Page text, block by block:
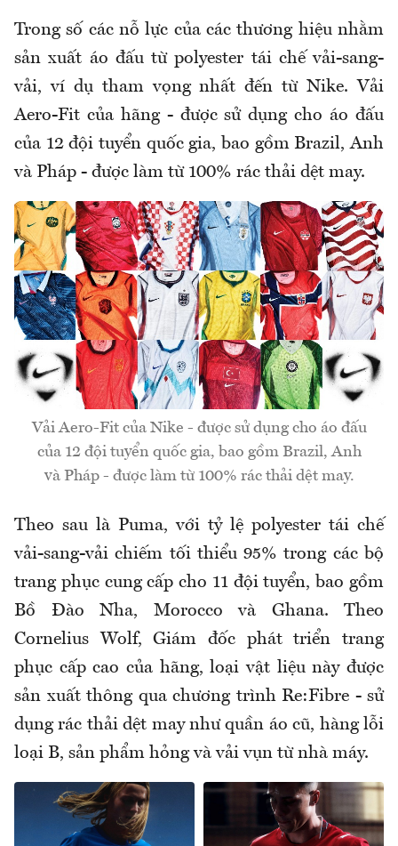
Trong số các nỗ lực của các thương hiệu nhằm
sản xuất áo đấu từ polyester tái chế vải-sang-
vải, ví dụ tham vọng nhất đến từ Nike. Vải
Aero-Fit của hãng - được sử dụng cho áo đấu
của 12 đội tuyển quốc gia, bao gồm Brazil, Anh
và Pháp - được làm từ 100% rác thải dệt may.
Vải Aero-Fit của Nike - được sử dụng cho áo đấu
của 12 đội tuyển quốc gia, bao gồm Brazil, Anh
và Pháp - được làm từ 100% rác thải dệt may.
Theo sau là Puma, với tỷ lệ polyester tái chế
vải-sang-vải chiếm tối thiểu 95% trong các bộ
trang phục cung cấp cho 11 đội tuyển, bao gồm
Bồ Đào Nha, Morocco và Ghana. Theo
Cornelius Wolf, Giám đốc phát triển trang
phục cấp cao của hãng, loại vật liệu này được
sản xuất thông qua chương trình Re:Fibre - sử
dụng rác thải dệt may như quần áo cũ, hàng lỗi
loại B, sản phẩm hỏng và vải vụn từ nhà máy.